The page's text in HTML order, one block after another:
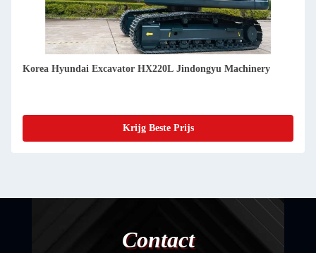
Brand New Korea Hyundai Graafmachine HX80 Jindongyu
Krijg Beste Prijs
Contact